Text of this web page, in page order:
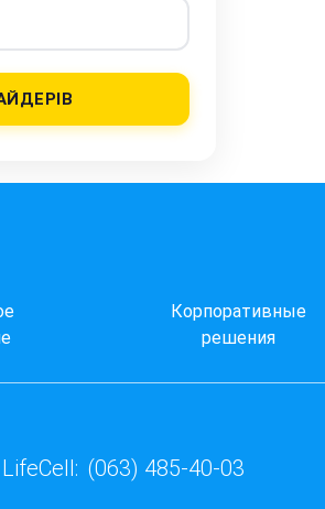
Корпоративные
решения
LifeCell: (063) 485-40-03